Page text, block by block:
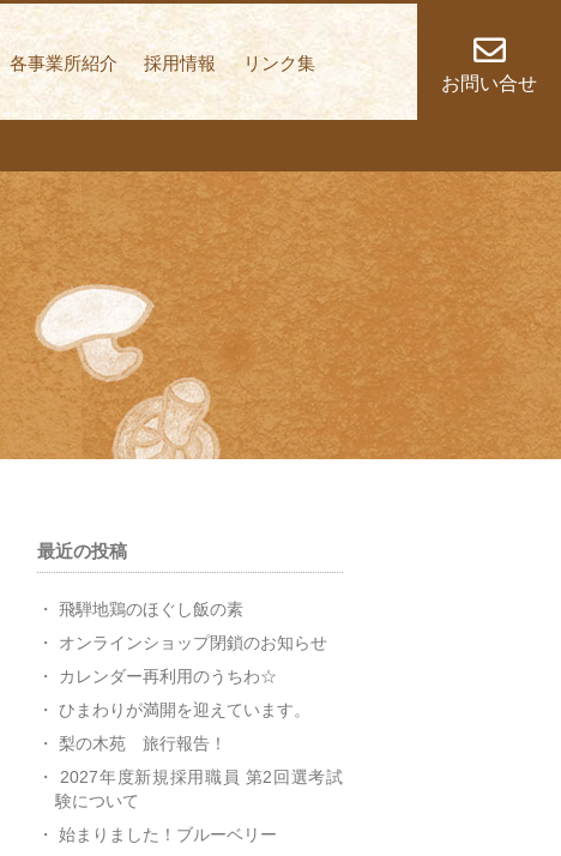
く歩いていくこと
各事業所紹介 採用情報
リンク集
お問い合せ
最近の投稿
飛騨地鶏のほぐし飯の素
オンラインショップ閉鎖のお知らせ
カレンダー再利用のうちわ☆
ひまわりが満開を迎えています。
梨の木苑 旅行報告！
2027年度新規採用職員 第2回選考試
験について
始まりました！ブルーベリー